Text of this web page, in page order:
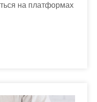
на платформах